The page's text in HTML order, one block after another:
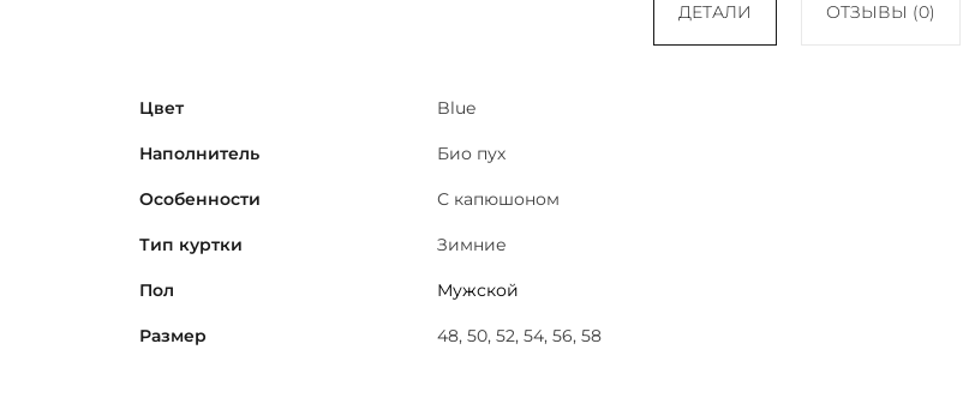
ДЕТАЛИ ОТЗЫВЫ (0)
Цвет Blue
Наполнитель Био пух
Особенности С капюшоном
Тип куртки Зимние
Пол Мужской
Размер 48, 50, 52, 54, 56, 58